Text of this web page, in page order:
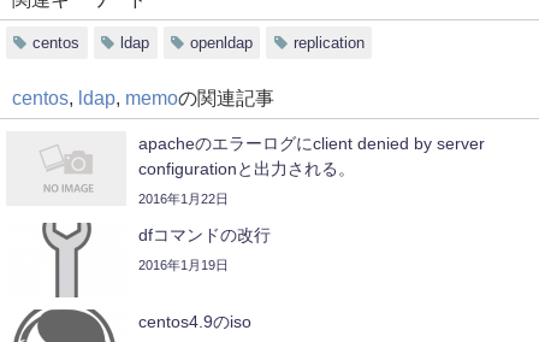
centos ldap openldap replication
centos ldap memoの関連記事
apacheのエラーログにclient denied by server
configurationと出力される。
2016年1月22日
dfコマンドの改行
2016年1月19日
centos4.9のiso